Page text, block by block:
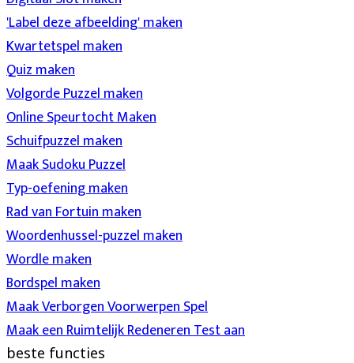
'Label deze afbeelding' maken
Kwartetspel maken
Quiz maken
Volgorde Puzzel maken
Online Speurtocht Maken
Schuifpuzzel maken
Maak Sudoku Puzzel
Typ-oefening maken
Rad van Fortuin maken
Woordenhussel-puzzel maken
Wordle maken
Bordspel maken
Maak Verborgen Voorwerpen Spel
Maak een Ruimtelijk Redeneren Test aan
beste functies